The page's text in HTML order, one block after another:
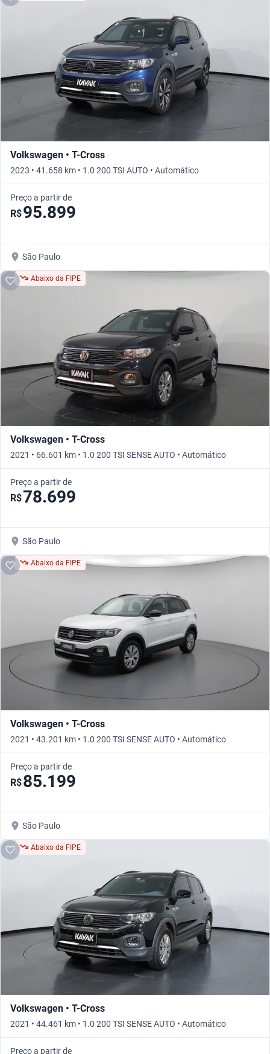
Volkswagen • T-Cross
2023 • 41.658 km • 1.0 200 TSI AUTO • Automático
Preço a partir de
R$95.899
São Paulo
Abaixo da FIPE
Volkswagen • T-Cross
2021 • 66.601 km • 1.0 200 TSI SENSE AUTO • Automático
Preço a partir de
R$78.699
São Paulo
Abaixo da FIPE
Volkswagen • T-Cross
2021 • 43.201 km • 1.0 200 TSI SENSE AUTO • Automático
Preço a partir de
R$85.199
São Paulo
Abaixo da FIPE
Volkswagen • T-Cross
2021 • 44.461 km • 1.0 200 TSI SENSE AUTO • Automático
Preço a partir de